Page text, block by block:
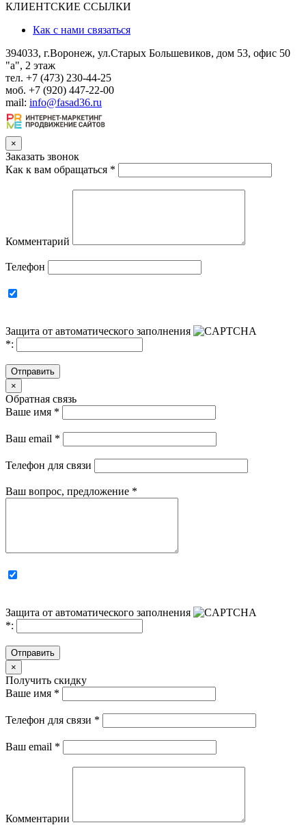
КЛИЕНТСКИЕ ССЫЛКИ
Как с нами связаться
394033, г.Воронеж, ул.Старых Большевиков, дом 53, офис 50
"а", 2 этаж
тел. +7 (473) 230-44-25
моб. +7 (920) 447-22-00
mail: info@fasad36.ru
×
Заказать звонок
Как к вам обращаться *
Комментарий
Телефон
Защита от автоматического заполнения
*:
Отправить
×
Обратная связь
Ваше имя *
Ваш email *
Телефон для связи
Ваш вопрос, предложение *
Защита от автоматического заполнения
*:
Отправить
×
Получить скидку
Ваше имя *
Телефон для связи *
Ваш email *
Комментарии